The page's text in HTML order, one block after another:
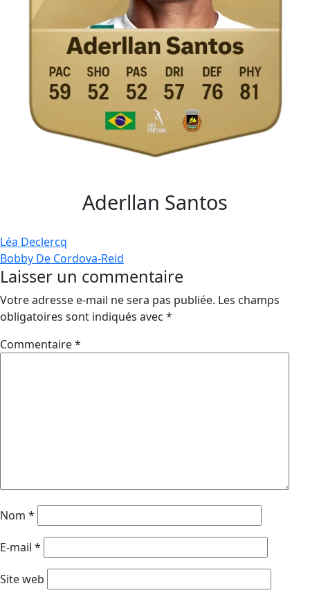
Aderllan Santos
Navigation
de
l’article
Léa Declercq
Bobby De Cordova-Reid
Laisser un commentaire
Votre adresse e-mail ne sera pas publiée. Les champs
obligatoires sont indiqués avec *
Commentaire*
Nom *
E-mail *
Site web